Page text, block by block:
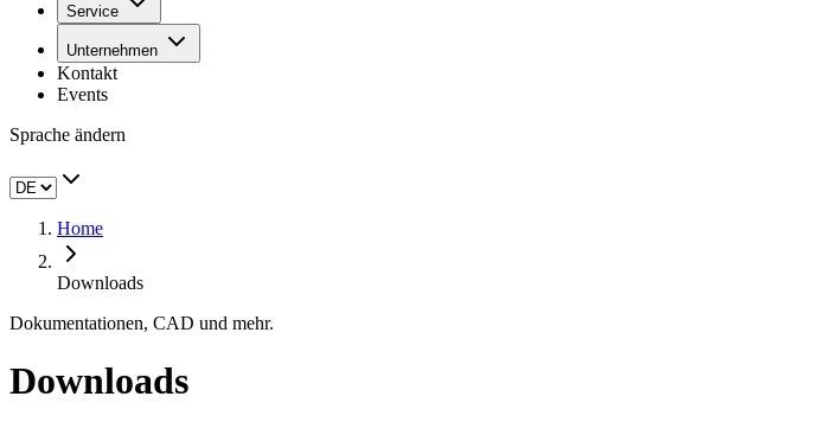
Service
Unternehmen
Kontakt
Events
Sprache ändern
Home
Downloads
Dokumentationen, CAD und mehr.
Downloads